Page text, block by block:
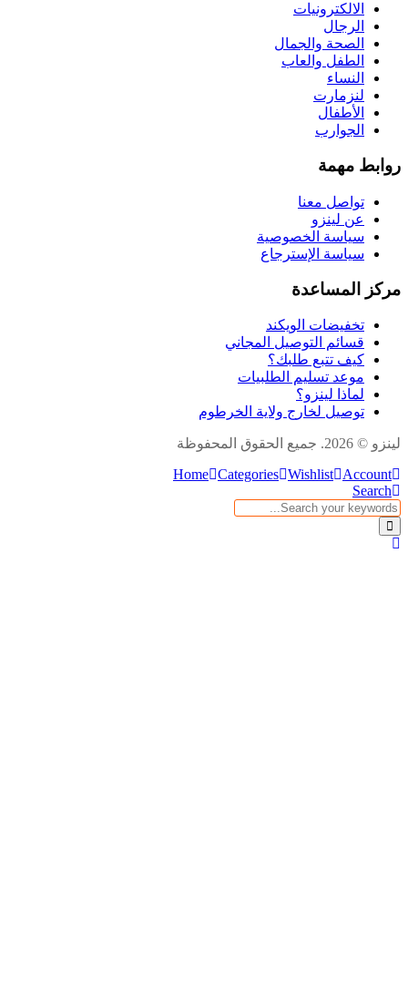
الالكترونيات
الرجال
الصحة والجمال
الطفل والعاب
النساء
لنزمارت
الأطفال
الجوارب
روابط مهمة
تواصل معنا
عن لينزو
سياسة الخصوصية
سياسة الإسترجاع
مركز المساعدة
تخفيضات الويكند
قسائم التوصيل المجاني
كيف تتبع طلبك؟
موعد تسليم الطلبيات
لماذا لينزو؟
توصيل لخارج ولاية الخرطوم
لينزو © 2026. جميع الحقوق المحفوظة
Home Categories Wishlist
Account
Search